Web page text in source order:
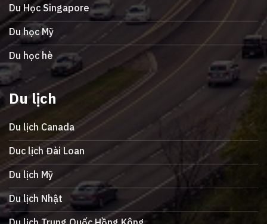
Du Học Singapore
Du học Mỹ
Du học hè
Du lịch
Du lịch Canada
Duc lịch Đài Loan
Du lịch Mỹ
Du lịch Nhật